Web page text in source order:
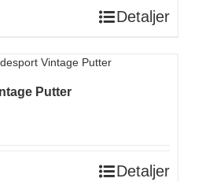
Detaljer
Putter
Detaljer